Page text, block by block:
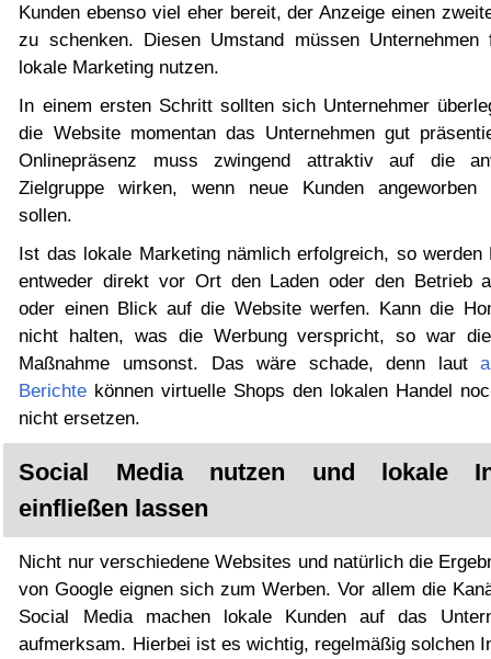
Kunden ebenso viel eher bereit, der Anzeige einen
zu schenken. Diesen Umstand müssen Unternehmen
lokale Marketing nutzen.
In einem ersten Schritt sollten sich Unternehmer
die Website momentan das Unternehmen gut
Onlinepräsenz muss zwingend attraktiv auf die
Zielgruppe wirken, wenn neue Kunden angeworben
sollen.
Ist das lokale Marketing nämlich erfolgreich, so werden
entweder direkt vor Ort den Laden oder den Betrieb
oder einen Blick auf die Website werfen. Kann die
nicht halten, was die Werbung verspricht, so war
Maßnahme umsonst. Das wäre schade, denn laut
Berichte können virtuelle Shops den lokalen Handel
nicht ersetzen.
Social Media nutzen und lokale
einfließen lassen
Nicht nur verschiedene Websites und natürlich die
von Google eignen sich zum Werben. Vor allem die
Social Media machen lokale Kunden auf das
aufmerksam. Hierbei ist es wichtig, regelmäßig solchen